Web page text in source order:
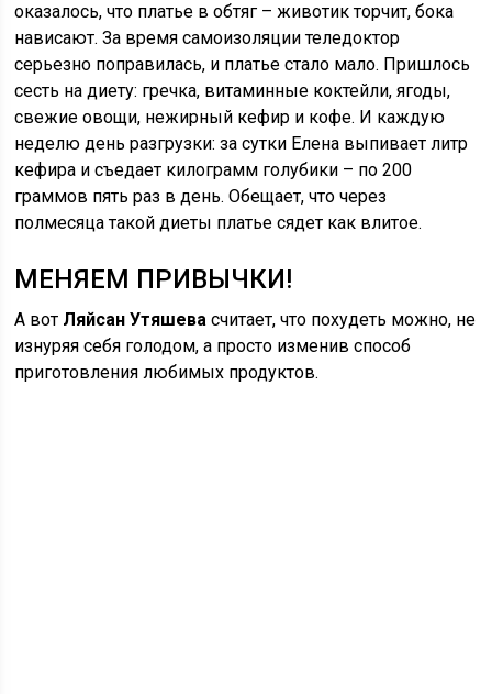
оказалось, что платье в обтяг – животик торчит, бока
нависают. За время самоизоляции теледоктор
серьезно поправилась, и платье стало мало. Пришлось
сесть на диету: гречка, витаминные коктейли, ягоды,
свежие овощи, нежирный кефир и кофе. И каждую
неделю день разгрузки: за сутки Елена выпивает литр
кефира и съедает килограмм голубики – по 200
граммов пять раз в день. Обещает, что через
полмесяца такой диеты платье сядет как влитое.
МЕНЯЕМ ПРИВЫЧКИ!
А вот Ляйсан Утяшева считает, что похудеть можно, не
изнуряя себя голодом, а просто изменив способ
приготовления любимых продуктов.